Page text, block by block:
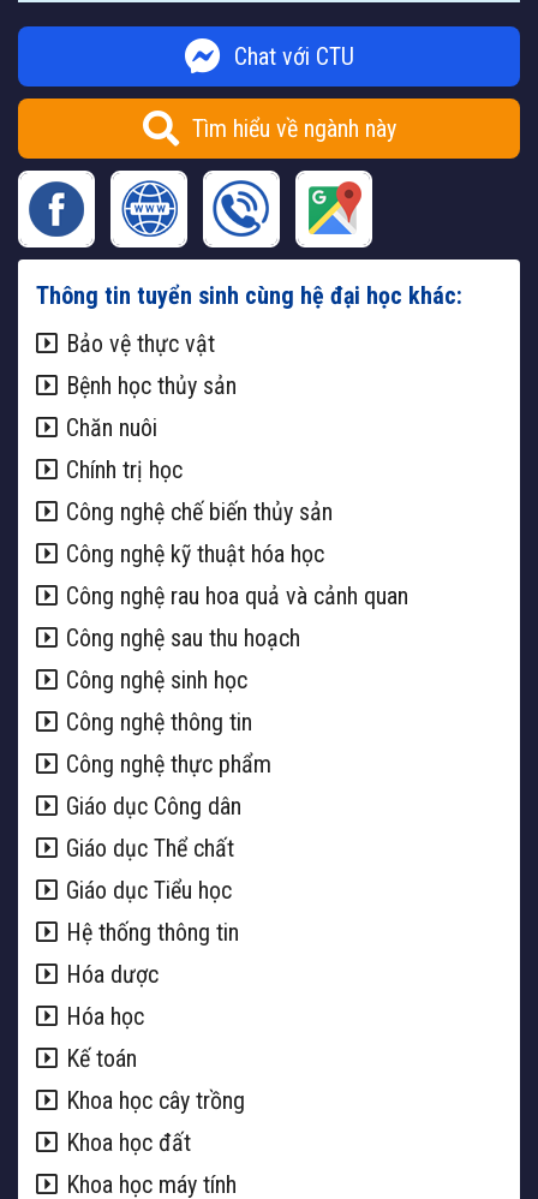
Chat với CTU
Tìm hiểu về ngành này
Thông tin tuyển sinh cùng hệ đại học khác:
Bảo vệ thực vật
Bệnh học thủy sản
Chăn nuôi
Chính trị học
Công nghệ chế biến thủy sản
Công nghệ kỹ thuật hóa học
Công nghệ rau hoa quả và cảnh quan
Công nghệ sau thu hoạch
Công nghệ sinh học
Công nghệ thông tin
Công nghệ thực phẩm
Giáo dục Công dân
Giáo dục Thể chất
Giáo dục Tiểu học
Hệ thống thông tin
Hóa dược
Hóa học
Kế toán
Khoa học cây trồng
Khoa học đất
Khoa học máy tính